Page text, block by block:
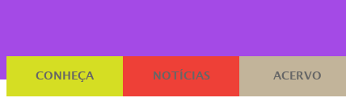
CONHEÇA NOTÍCIAS ACERVO